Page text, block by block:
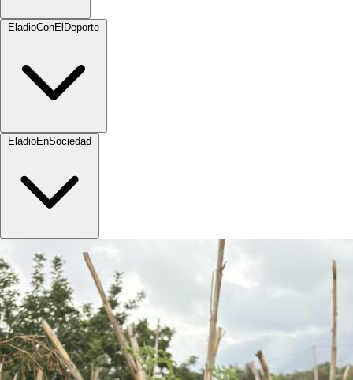
EladioConElDeporte
EladioEnSociedad